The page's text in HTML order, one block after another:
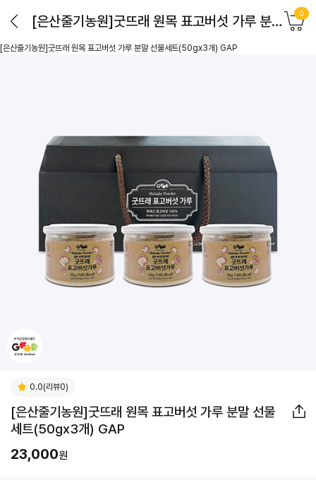
[은산줄기농원]굿뜨래 원목 표고버섯 가루 분말 선물세트(50gx3개) GAP 0
[은산줄기농원]굿뜨래 원목 표고버섯 가루 분말 선물세트(50gx3개) GAP
0.0(리뷰0)
[은산줄기농원]굿뜨래 원목 표고버섯 가루 분말 선물
세트(50gx3개) GAP
23,000원